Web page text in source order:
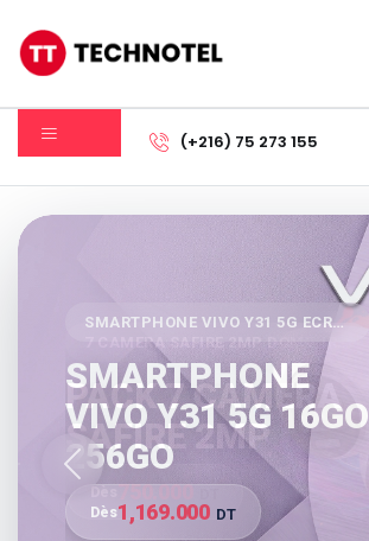
Voir Le Panier
(+216) 75 273 155
SMARTPHONE VIVO Y31 5G ECRAN : 6.68" LCD IPS (1608 X 720…
SMARTPHONE
VIVO Y31 5G 16GO
256GO
Dès1,169.000 DT
PACK 7 CAMERA
SAFIRE 2MP
750.000
Précédent